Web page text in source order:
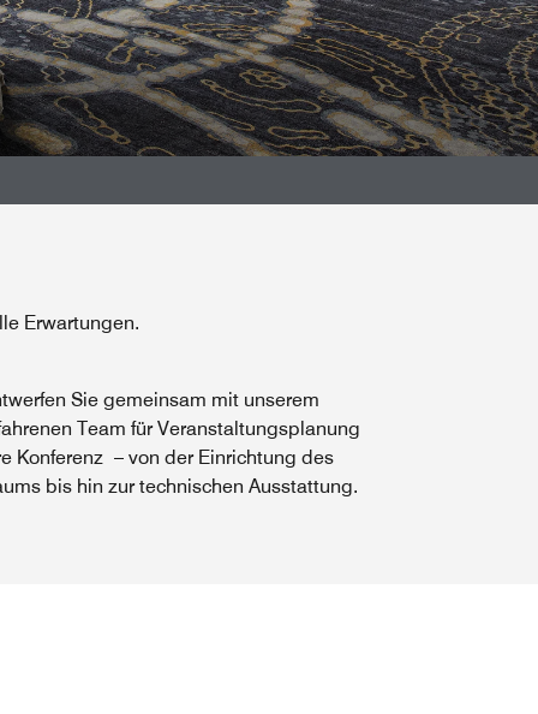
Erwartungen.
Sie gemeinsam mit unserem
Team für Veranstaltungsplanung
Konferenz – von der Einrichtung des
bis hin zur technischen Ausstattung.